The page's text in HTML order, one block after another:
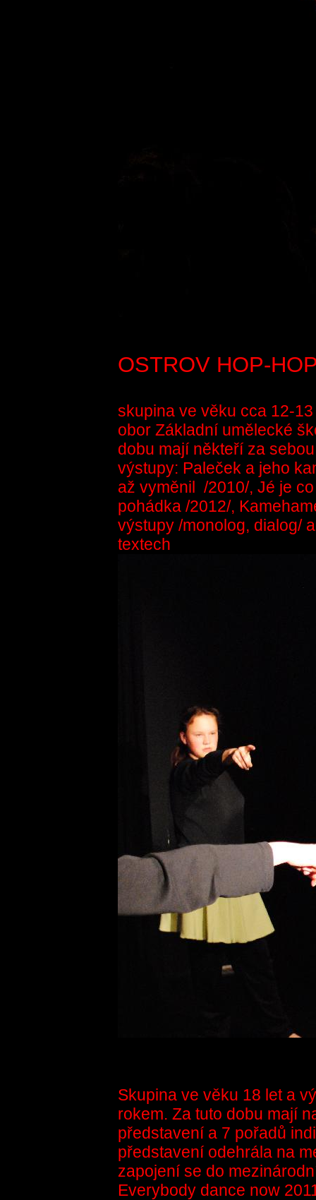
OSTROV HOP-
skupina ve věku cca 12-
obor Základní umělecké
dobu mají někteří za
výstupy: Paleček a jeho
až vyměnil /2010/, Jé je
pohádka /2012/,
výstupy /monolog, dialog/
textech
Skupina ve věku 18 let a
rokem. Za tuto dobu mají
představení a 7 pořadů
představení odehrála na
zapojení se do
Everybody dance now